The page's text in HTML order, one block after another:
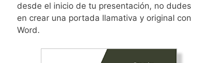
desde el inicio de tu presentación, no dudes
en crear una portada llamativa y original con
Word.